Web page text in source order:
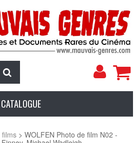
Mon
films > WOLFEN Photo de film N02 -